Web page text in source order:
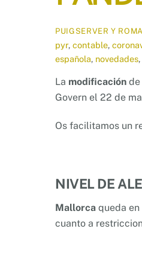
PUIGSERVER Y
pyr, contable,
española, novedades,
La modificación
Govern el 22 de
Os facilitamos un
NIVEL DE
Mallorca queda en
cuanto a